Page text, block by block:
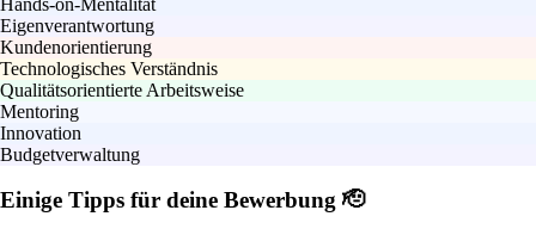
Eigenverantwortung
Kundenorientierung
Technologisches Verständnis
Qualitätsorientierte Arbeitsweise
Mentoring
Innovation
Budgetverwaltung
Einige Tipps für deine Bewerbung 🫡